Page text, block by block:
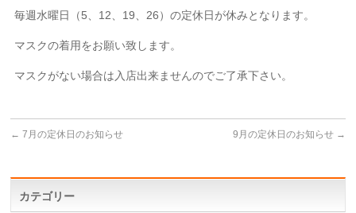
毎週水曜日（5、12、19、26）の定休日が休みとなります。
マスクの着用をお願い致します。
マスクがない場合は入店出来ませんのでご了承下さい。
← 7月の定休日のお知らせ 9月の定休日のお知らせ →
カテゴリー